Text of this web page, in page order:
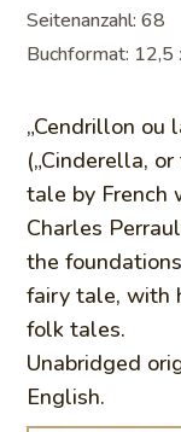
Seitenanzahl: 68
Buchformat: 12,5
„Cendrillon ou
(„Cinderella,
tale by French
Charles
the
fairy tale, with
folk tales.
Unabridged
English.